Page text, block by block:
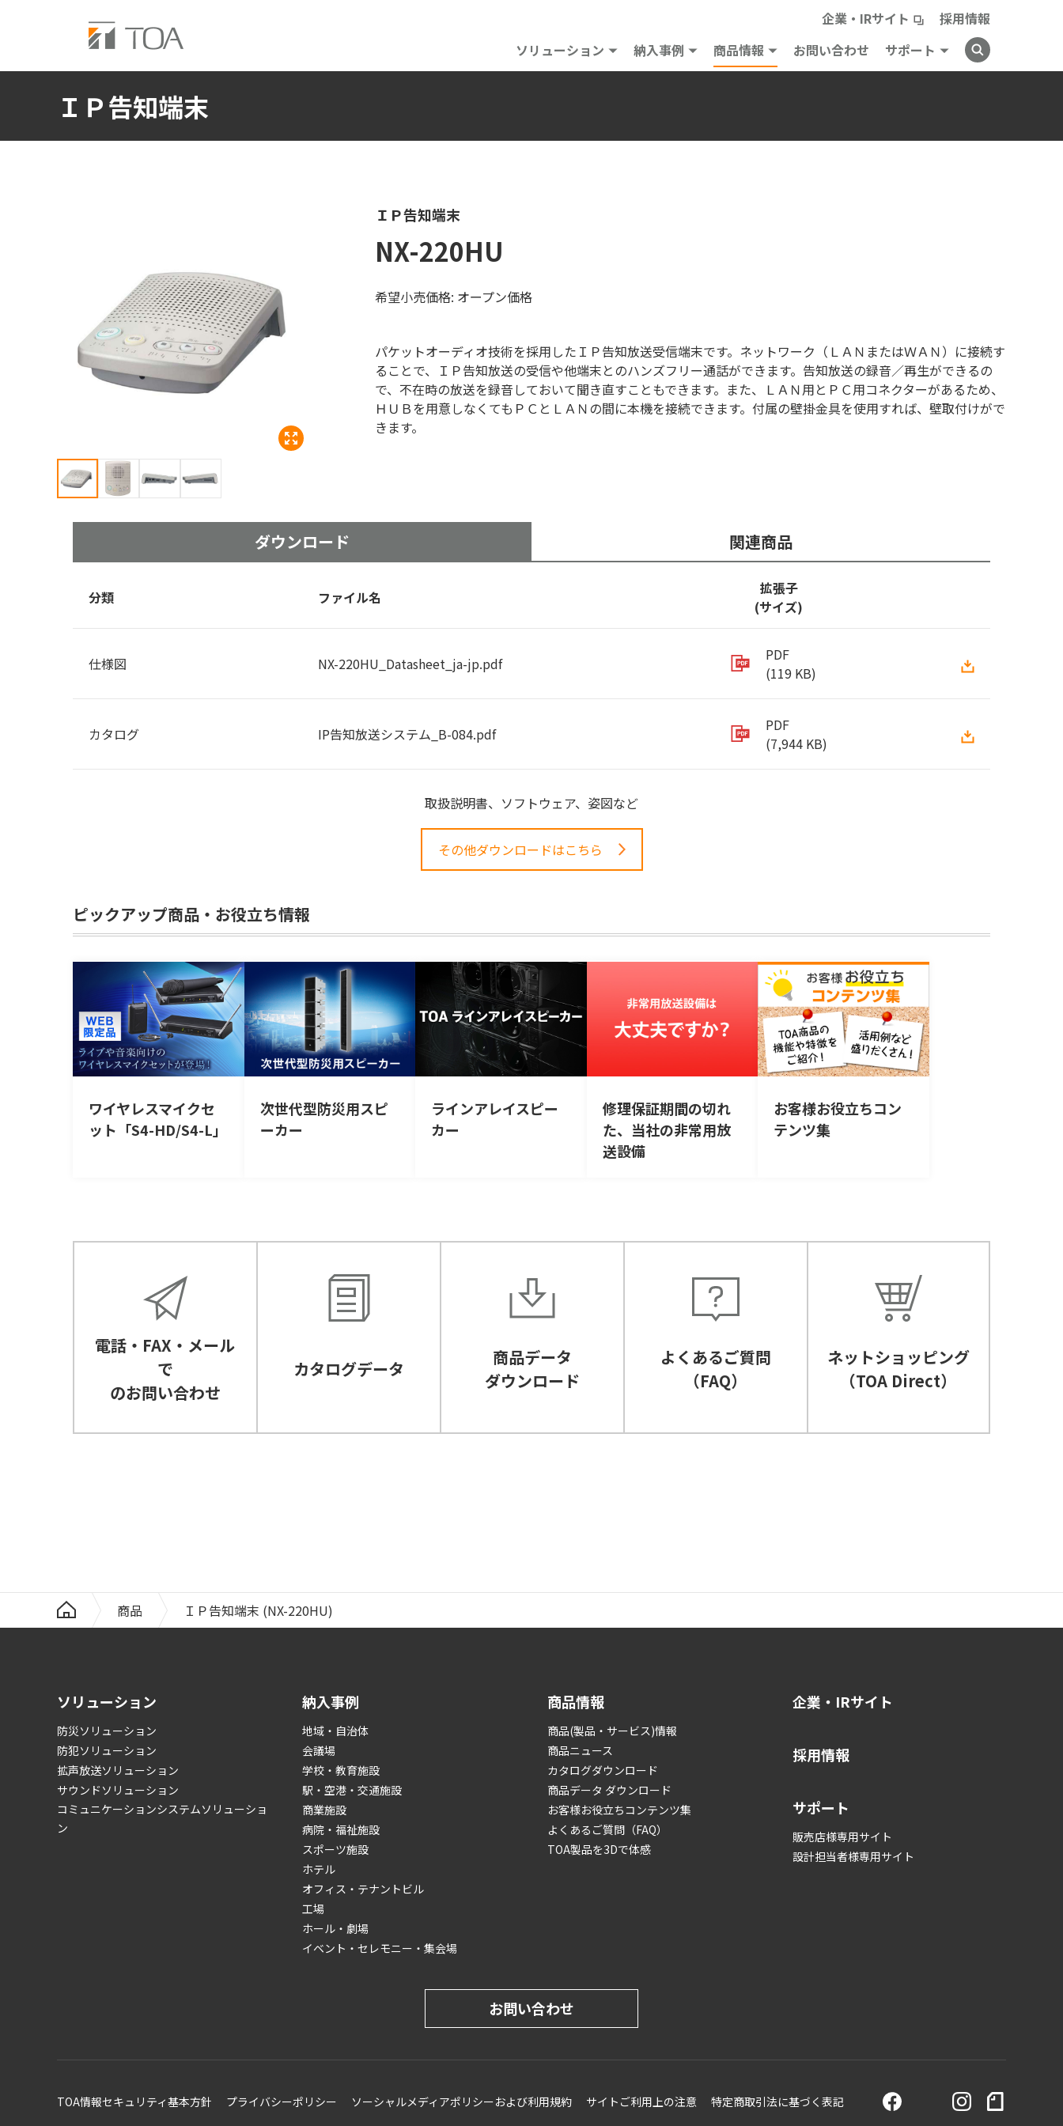
企業・IRサイト
採用情報
ソリューション
納入事例 商品情報 お問い合わせ サポート
ＩＰ告知端末
ＩＰ告知端末
NX-220HU
希望小売価格: オープン価格
パケットオーディオ技術を採用したＩＰ告知放送受信端末です。ネットワーク（ＬＡＮまたはＷＡＮ）に接続す
ることで、ＩＰ告知放送の受信や他端末とのハンズフリー通話ができます。告知放送の録音／再生ができるの
で、不在時の放送を録音しておいて聞き直すこともできます。また、ＬＡＮ用とＰＣ用コネクターがあるため、
ＨＵＢを用意しなくてもＰＣとＬＡＮの間に本機を接続できます。付属の壁掛金具を使用すれば、壁取付けがで
きます。
ダウンロード 関連商品
分類 ファイル名
拡張子
(サイズ)
仕様図 NX-220HU_Datasheet_ja-jp.pdf
PDF
(119 KB)
カタログ IP告知放送システム_B-084.pdf
PDF
(7,944 KB)
取扱説明書、ソフトウェア、姿図など
その他ダウンロードはこちら
ピックアップ商品・お役立ち情報
ワイヤレスマイクセ
ット「S4-HD/S4-L」
次世代型防災用スピ
ーカー
ラインアレイスピー
カー
修理保証期間の切れ
た、当社の非常用放
送設備
お客様お役立ちコン
テンツ集
電話・FAX・メール
で
のお問い合わせ
カタログデータ
商品データ
ダウンロード
よくあるご質問
（FAQ）
ネットショッピング
（TOA Direct）
商品 ＩＰ告知端末 (NX-220HU)
ソリューション
防災ソリューション
防犯ソリューション
拡声放送ソリューション
サウンドソリューション
コミュニケーションシステムソリューショ
ン
納入事例
地域・自治体
会議場
学校・教育施設
駅・空港・交通施設
商業施設
病院・福祉施設
スポーツ施設
ホテル
オフィス・テナントビル
工場
ホール・劇場
イベント・セレモニー・集会場
商品情報
商品(製品・サービス)情報
商品ニュース
カタログダウンロード
商品データ ダウンロード
お客様お役立ちコンテンツ集
よくあるご質問（FAQ）
TOA製品を3Dで体感
企業・IRサイト
採用情報
サポート
販売店様専用サイト
設計担当者様専用サイト
お問い合わせ
TOA情報セキュリティ基本方針 プライバシーポリシー ソーシャルメディアポリシーおよび利用規約 サイトご利用上の注意 特定商取引法に基づく表記